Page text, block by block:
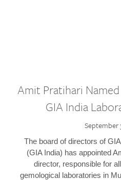
Amit Pratihari
GIA India
September
The board of directors of
(GIA India) has appointed
director, responsible for
gemological laboratories in